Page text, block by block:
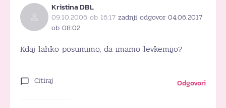
Kristina DBL
09.10.2006 ob 16:17 zadnji odgovor 04.06.2017
ob 08:02
Kdaj lahko posumimo, da imamo levkemijo?
Citiraj Odgovori